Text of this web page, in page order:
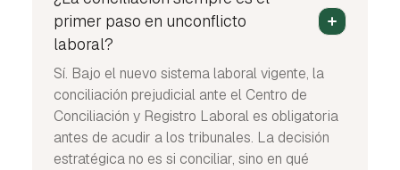
primer paso en unconflicto
laboral?
Sí. Bajo el nuevo sistema laboral vigente, la
conciliación prejudicial ante el Centro de
Conciliación y Registro Laboral es obligatoria
antes de acudir a los tribunales. La decisión
estratégica no es si conciliar, sino en qué